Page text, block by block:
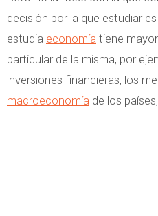
decisión por la que estudiar
estudia economía tiene
particular de la misma, por
inversiones financieras, los
macroeconomía de los